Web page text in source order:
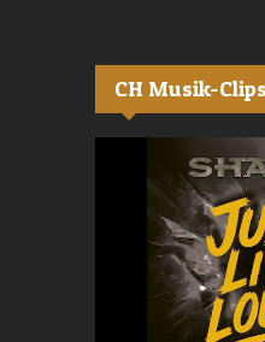
CH Musik-Clips